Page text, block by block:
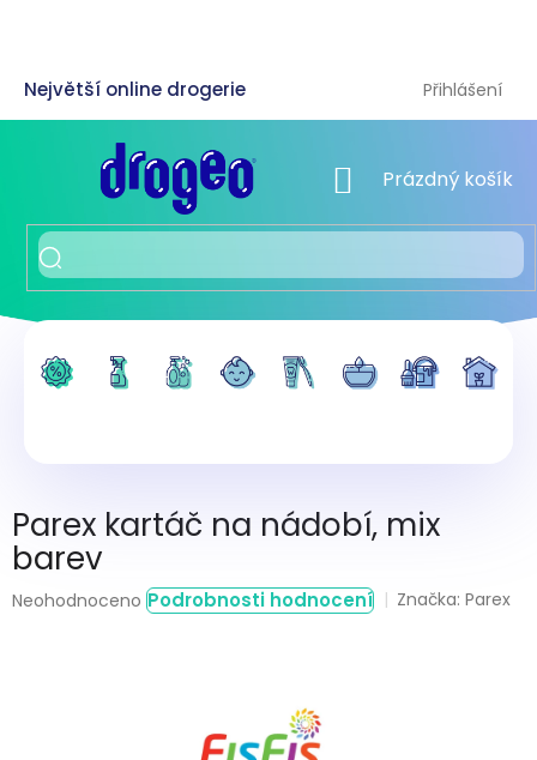
Přihlášení
NÁKUPNÍ KOŠÍK
Prázdný košík
Parex kartáč na nádobí, mix
barev
Průměrné
Neohodnoceno Podrobnosti hodnocení Značka:Parex